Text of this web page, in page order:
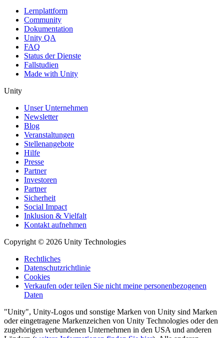
Lernplattform
Community
Dokumentation
Unity QA
FAQ
Status der Dienste
Fallstudien
Made with Unity
Unity
Unser Unternehmen
Newsletter
Blog
Veranstaltungen
Stellenangebote
Hilfe
Presse
Partner
Investoren
Partner
Sicherheit
Social Impact
Inklusion & Vielfalt
Kontakt aufnehmen
Copyright © 2026 Unity Technologies
Rechtliches
Datenschutzrichtlinie
Cookies
Verkaufen oder teilen Sie nicht meine personenbezogenen
Daten
"Unity", Unity-Logos und sonstige Marken von Unity sind Marken
oder eingetragene Markenzeichen von Unity Technologies oder den
zugehörigen verbundenen Unternehmen in den USA und anderen